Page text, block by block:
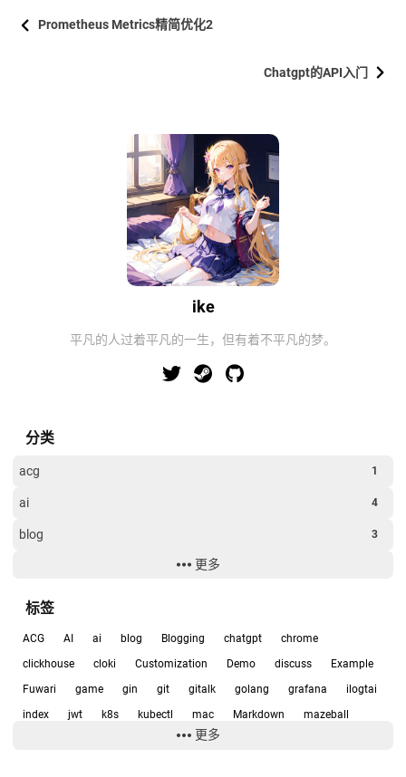
ike
平凡的人过着平凡的一生，但有着不平凡的梦。
分类
acg 1
ai 4
blog 3
Examples
git 1
k8s 1
software
更多
标签
ACG AI ai blog Blogging chatgpt
chrome
clickhouse
cloki Customization Demo discuss
Example
Fuwari
game gin git gitalk golang grafana
ilogtai
index
jwt k8s kubectl mac Markdown
mazeball
Privacy Policies
更多
Prometheus Metrics精简优化2
Chatgpt的API入门